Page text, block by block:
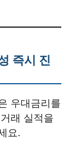
즉시 진
우대금리를
래 실적을
요.